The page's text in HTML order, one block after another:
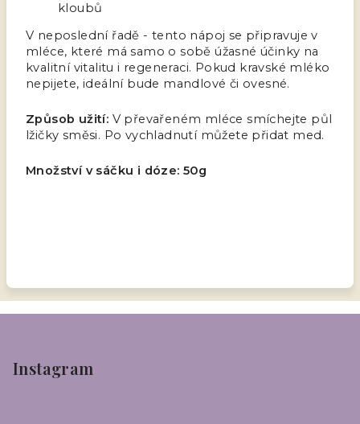
kloubů
V neposlední řadě - tento nápoj se připravuje v
mléce, které má samo o sobě úžasné účinky na
kvalitní vitalitu i regeneraci. Pokud kravské mléko
nepijete, ideální bude mandlové či ovesné.
Způsob užití: V převařeném mléce smíchejte půl
lžičky směsi. Po vychladnutí můžete přidat med.
Množství v sáčku i dóze: 50g
Instagram